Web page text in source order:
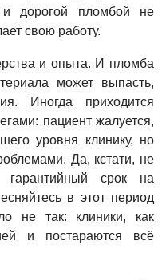
дорогой пломбой не
свою работу.
и опыта. И пломба
может выпасть,
Иногда приходится
пациент жалуется,
уровня клинику, но
Да, кстати, не
гарантийный срок на
в этот период
не так: клиники, как
и постараются всё